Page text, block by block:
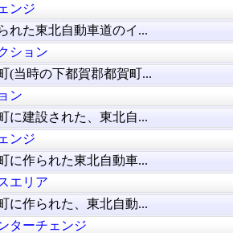
ンジ
れた東北自動車道のイ...
ション
(当時の下都賀郡都賀町...
ン
に建設された、東北自...
ンジ
に作られた東北自動車...
エリア
に作られた、東北自動...
ターチェンジ